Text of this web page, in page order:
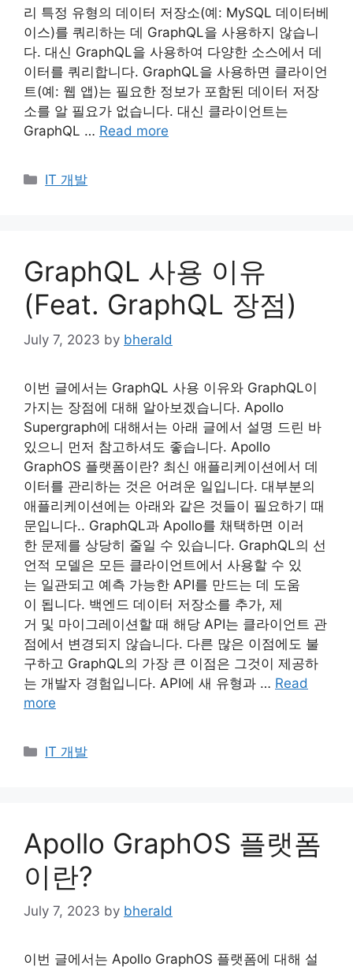
리 특정 유형의 데이터 저장소(예: MySQL 데이터베
이스)를 쿼리하는 데 GraphQL을 사용하지 않습니
다. 대신 GraphQL을 사용하여 다양한 소스에서 데
이터를 쿼리합니다. GraphQL을 사용하면 클라이언
트(예: 웹 앱)는 필요한 정보가 포함된 데이터 저장
소를 알 필요가 없습니다. 대신 클라이언트는
GraphQL … Read more
Categories
IT 개발
GraphQL 사용 이유
(Feat. GraphQL 장점)
July 7, 2023 by bherald
이번 글에서는 GraphQL 사용 이유와 GraphQL이
가지는 장점에 대해 알아보겠습니다. Apollo
Supergraph에 대해서는 아래 글에서 설명 드린 바
있으니 먼저 참고하셔도 좋습니다. Apollo
GraphOS 플랫폼이란? 최신 애플리케이션에서 데
이터를 관리하는 것은 어려운 일입니다. 대부분의
애플리케이션에는 아래와 같은 것들이 필요하기 때
문입니다.. GraphQL과 Apollo를 채택하면 이러
한 문제를 상당히 줄일 수 있습니다. GraphQL의 선
언적 모델은 모든 클라이언트에서 사용할 수 있
는 일관되고 예측 가능한 API를 만드는 데 도움
이 됩니다. 백엔드 데이터 저장소를 추가, 제
거 및 마이그레이션할 때 해당 API는 클라이언트 관
점에서 변경되지 않습니다. 다른 많은 이점에도 불
구하고 GraphQL의 가장 큰 이점은 그것이 제공하
는 개발자 경험입니다. API에 새 유형과 … Read
more
Categories
IT 개발
Apollo GraphOS 플랫폼
이란?
July 7, 2023 by bherald
이번 글에서는 Apollo GraphOS 플랫폼에 대해 설